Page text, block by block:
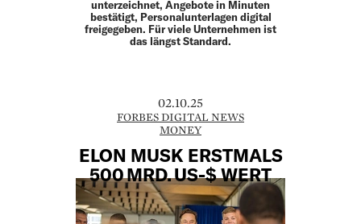
unterzeichnet, Angebote in Minuten
bestätigt, Personalunterlagen digital
freigegeben. Für viele Unternehmen ist
das längst Standard.
02.10.25
FORBES DIGITAL NEWS
MONEY
ELON MUSK ERSTMALS
500 MRD. US-$ WERT